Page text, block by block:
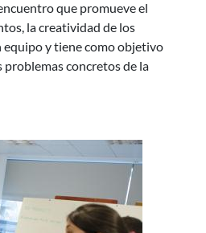
que promueve el
la creatividad de los
y tiene como objetivo
concretos de la